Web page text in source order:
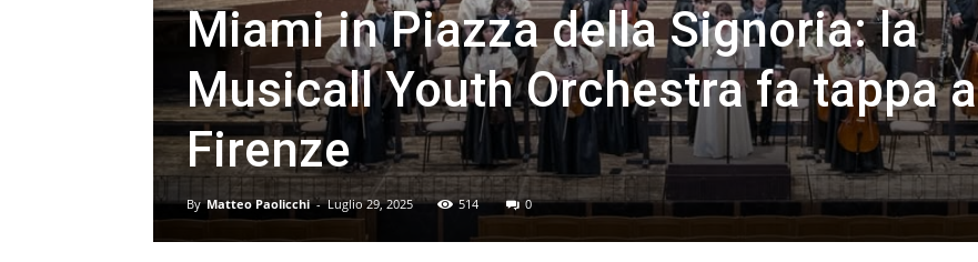
Miami in Piazza della Signoria: la
Musicall Youth Orchestra fa tappa a
Firenze
By Matteo Paolicchi - Luglio 29, 2025 514 0